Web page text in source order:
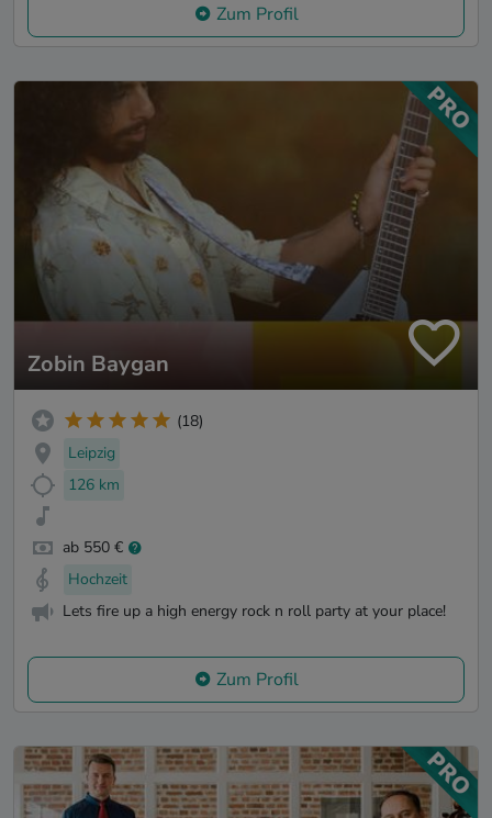
Zum Profil
Zobin Baygan
(18)
Leipzig
126 km
ab 550 €
Hochzeit
Lets fire up a high energy rock n roll party at your place!
Zum Profil